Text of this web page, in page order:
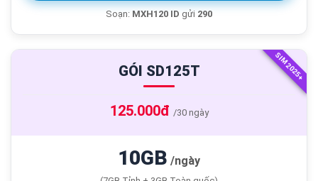
Soạn: MXH120 ID gửi 290
SIM 2025+
GÓI SD125T
125.000đ /30 ngày
10GB /ngày